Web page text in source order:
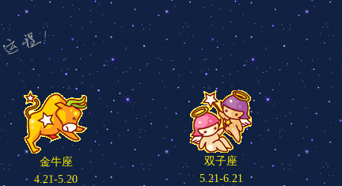
金牛座
4.21-5.20
双子座
5.21-6.21